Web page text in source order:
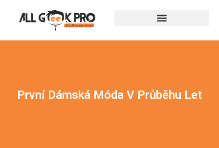
První Dámská Móda V Průběhu Let